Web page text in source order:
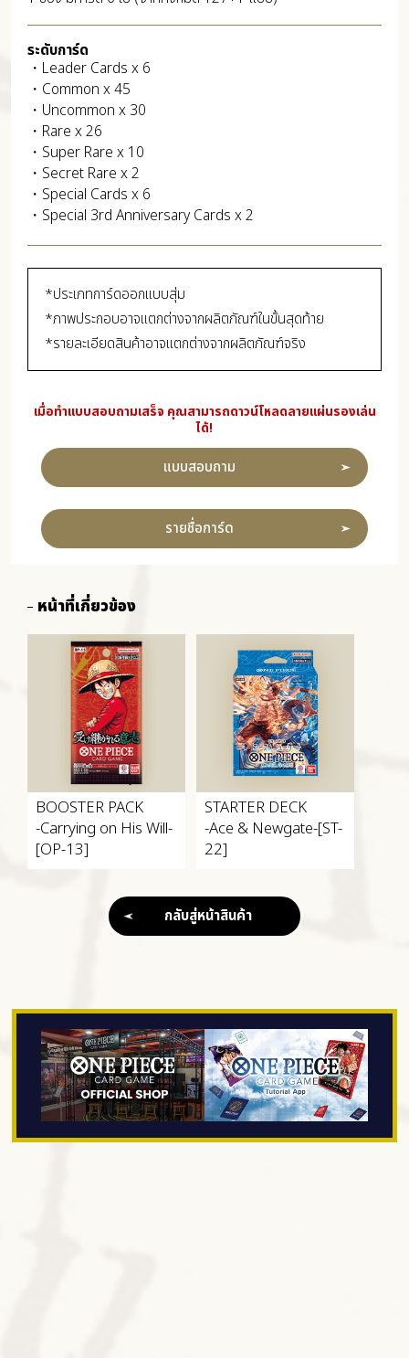
ระดับการ์ด
・Leader Cards x 6
・Common x 45
・Uncommon x 30
・Rare x 26
・Super Rare x 10
・Secret Rare x 2
・Special Cards x 6
・Special 3rd Anniversary Cards x 2
*ประเภทการ์ดออกแบบสุ่ม
*ภาพประกอบอาจแตกต่างจากผลิตภัณฑ์ในขั้นสุดท้าย
*รายละเอียดสินค้าอาจแตกต่างจากผลิตภัณฑ์จริง
เมื่อทำแบบสอบถามเสร็จ คุณสามารถดาวน์โหลดลายแผ่นรองเล่น
ได้!
แบบสอบถาม
รายชื่อการ์ด
หน้าที่เกี่ยวข้อง
BOOSTER PACK
-Carrying on His Will-
[OP-13]
STARTER DECK
-Ace & Newgate-[ST-
22]
กลับสู่หน้าสินค้า